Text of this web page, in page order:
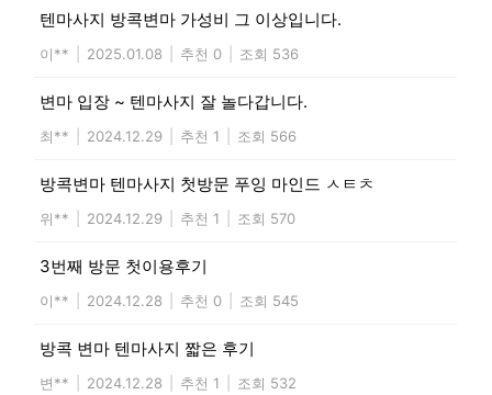
텐마사지 방콕변마 가성비 그 이상입니다.
이** 2025.01.08 추천 0 조회 536
변마 입장 ~ 텐마사지 잘 놀다갑니다.
최** 2024.12.29 추천 1 조회 566
방콕변마 텐마사지 첫방문 푸잉 마인드 ㅅㅌㅊ
위** 2024.12.29 추천 1 조회 570
3번째 방문 첫이용후기
이** 2024.12.28 추천 0 조회 545
방콕 변마 텐마사지 짧은 후기
변** 2024.12.28 추천 1 조회 532